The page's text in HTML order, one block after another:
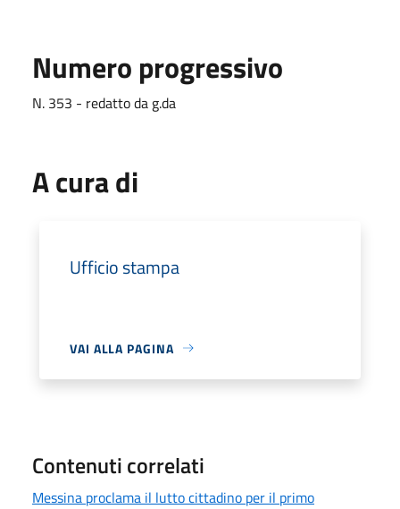
Numero progressivo
N. 353 - redatto da g.da
A cura di
Ufficio stampa
VAI ALLA PAGINA
Contenuti correlati
Messina proclama il lutto cittadino per il primo